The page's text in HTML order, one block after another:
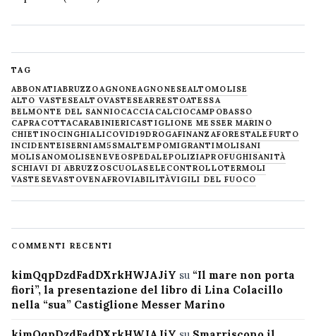
TAG
ABBONATIABRUZZOAGNONEAGNONESEALTOMOLISE
ALTO VASTESEALTOVASTESEARRESTOATESSA
BELMONTE DEL SANNIOCACCIACALCIOCAMPOBASSO
CAPRACOTTACARABINIERICASTIGLIONE MESSER MARINO
CHIETINOCINGHIALICOVID19DROGAFINANZAFORESTALE FURTO
INCIDENTEISERNIAM5SMALTEMPOMIGRANTIMOLISANI
MOLISANOMOLISENEVE OSPEDALEPOLIZIAPROFUGHISANITÀ
SCHIAVI DI ABRUZZOSCUOLASELECONTROLLOTERMOLI
VASTESEVASTOVENAFROVIABILITÀVIGILI DEL FUOCO
COMMENTI RECENTI
kimQqpDzdFadDXrkHWJAJiY su “Il mare non porta
fiori”, la presentazione del libro di Lina Colacillo
nella “sua” Castiglione Messer Marino